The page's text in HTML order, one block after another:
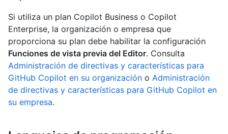
Si utiliza un plan Copilot Business o Copilot
Enterprise, la organización o empresa que
proporciona su plan debe habilitar la configuración
Funciones de vista previa del Editor. Consulta
Administración de directivas y características para
GitHub Copilot en su organización o Administración
de directivas y características para GitHub Copilot en
su empresa.